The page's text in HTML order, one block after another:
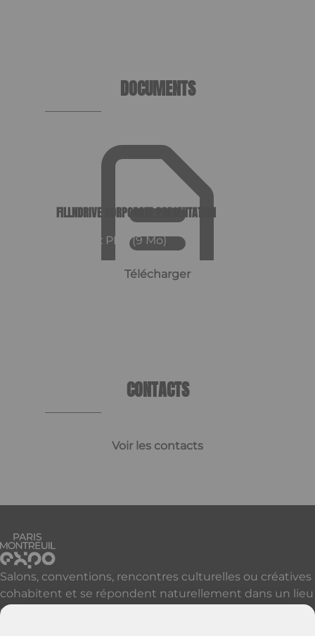
DOCUMENTS
FILLNDRIVE CORPORATE PRESENTATION
Format : PDF (9 Mo)
Télécharger
CONTACTS
Voir les contacts
Salons, conventions, rencontres culturelles ou créatives
cohabitent et se répondent naturellement dans un lieu
qui accueille, réveille et révèle vos événements à Paris